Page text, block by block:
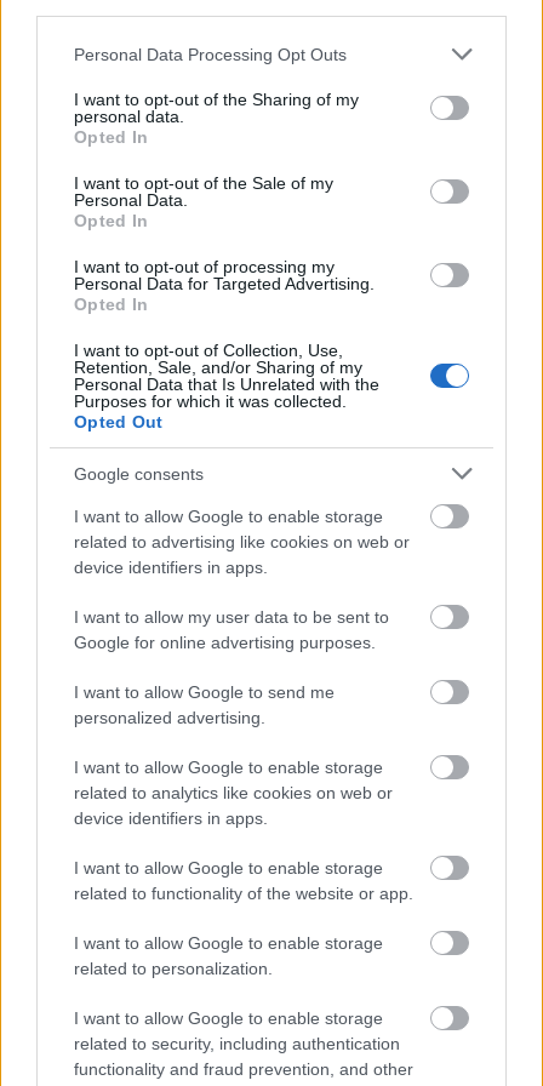
Please note that this website/app uses one or more Google
not limited to your visit or usage behaviour. You may click to
grant or deny consent to Google and its third-party tags to
use your data for below specified purposes in below Google
consent section.
Personal Data Processing Opt Outs
I want to opt-out of the Sharing of my
personal data.
Opted In
I want to opt-out of the Sale of my
Personal Data.
Opted In
I want to opt-out of processing my
Personal Data for Targeted Advertising.
Opted In
I want to opt-out of Collection, Use,
Retention, Sale, and/or Sharing of my
Personal Data that Is Unrelated with the
Purposes for which it was collected.
Opted Out
Google consents
I want to allow Google to enable storage
related to advertising like cookies on web or
device identifiers in apps.
I want to allow my user data to be sent to
Google for online advertising purposes.
I want to allow Google to send me
personalized advertising.
I want to allow Google to enable storage
related to analytics like cookies on web or
device identifiers in apps.
I want to allow Google to enable storage
related to functionality of the website or app.
I want to allow Google to enable storage
related to personalization.
I want to allow Google to enable storage
related to security, including authentication
functionality and fraud prevention, and other
- Yonderboi ebben a kampányban látványosan
hozzákötötte saját márkáját a Vodafone-éhoz,
miközben egyáltalán nem arról ismert, hogy
könnyen irányítható személyiség lenne. Volt a
Vodafone-nak olyan kérése, amit nem volt hajlandó
teljesíteni?
- Vannak ezek a klasszikus reklámszituk, amikor
nincs jobb ötleted, hát előszedsz egy ismert arcot, és
elmondatod vele az akciós üzenetedet. Na, ezt nem
akartuk, és ő sem akarta volna. Nem hiányzott ez, így
sokkal hitelesebb volt és maradt az előadó és maga
plakátokra azzal, hogy "én mondom, vegyél
telefont". Abban állapodtunk meg, hogy a nevét és
válogat, szerepel a reklámfilmekben, elkészíti a dalt
és fellép a kampányt záró koncerten – a sales-
híres embert használsz kampányban, az a jó, ha
megmarad önmagának, márpedig Yonderboi
megmaradt művésznek, alkotónak, nem mondta
senki sem, hogy eladta magát. Mindemellett a saját
pr-gépezete természetesen mellettünk állt, saját
csatornáin ő maga is megosztotta a történéseket.
YONDERBOI-JAL IS KÉSZÍTETTÜNK INTERJÚT, ITT AZ
A MÁSODIK PEDIG EMITT.
- A MIDEM a világ legnagyobb zeneipari vására és
szakmai rendezvénye. Miért gondoltátok jó ötletnek